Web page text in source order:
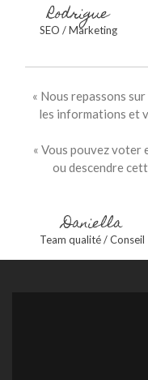
Rodrigue
SEO / Marketing
« Nous repassons
les informations et
« Vous pouvez voter
ou descendre
Daniella
Team qualité / Conseil